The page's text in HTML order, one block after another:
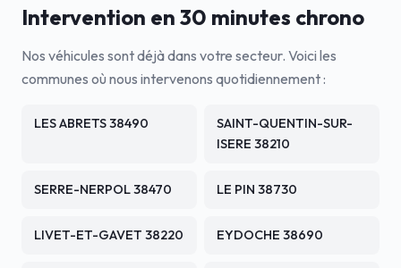
Intervention en 30 minutes chrono
Nos véhicules sont déjà dans votre secteur. Voici les
communes où nous intervenons quotidiennement :
LES ABRETS 38490
SAINT-QUENTIN-SUR-
ISERE 38210
SERRE-NERPOL 38470 LE PIN 38730
LIVET-ET-GAVET 38220 EYDOCHE 38690